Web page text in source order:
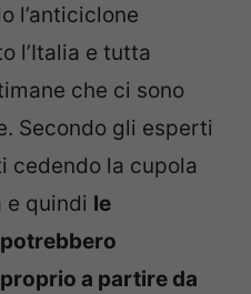
l’anticiclone
l’Italia e tutta
che ci sono
Secondo gli esperti
cedendo la cupola
quindi le
a partire da